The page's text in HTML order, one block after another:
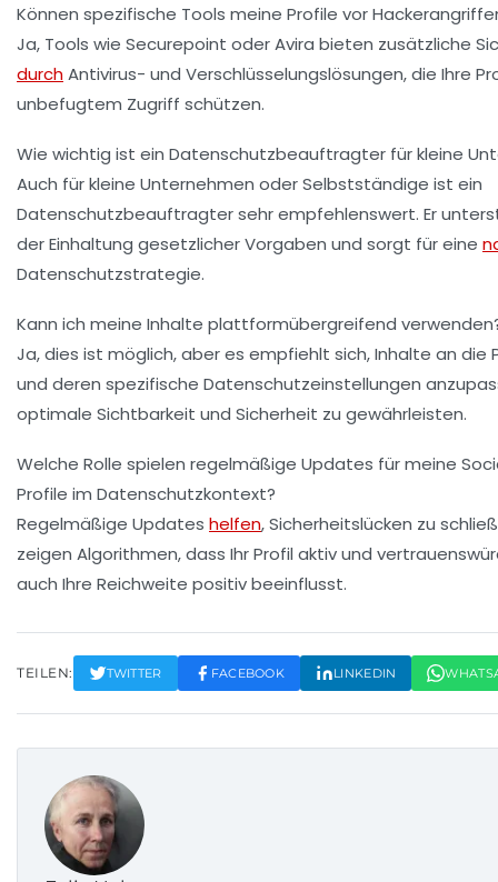
Können spezifische Tools meine Profile vor
Ja, Tools wie Securepoint oder Avira bieten zusätzliche
durchAntivirus- und Verschlüsselungslösungen, die Ihre
unbefugtem Zugriff schützen.
Wie wichtig ist ein Datenschutzbeauftragter für kleine
Auch für kleine Unternehmen oder Selbstständige ist ein
Datenschutzbeauftragter sehr empfehlenswert. Er
der Einhaltung gesetzlicher Vorgaben und sorgt für eine
Datenschutzstrategie.
Kann ich meine Inhalte plattformübergreifend
Ja, dies ist möglich, aber es empfiehlt sich, Inhalte an die
und deren spezifische Datenschutzeinstellungen
optimale Sichtbarkeit und Sicherheit zu gewährleisten.
Welche Rolle spielen regelmäßige Updates für meine
Profile im Datenschutzkontext?
Regelmäßige Updates helfen, Sicherheitslücken zu
zeigen Algorithmen, dass Ihr Profil aktiv und
auch Ihre Reichweite positiv beeinflusst.
TEILEN: TWITTER FACEBOOK LINKEDIN